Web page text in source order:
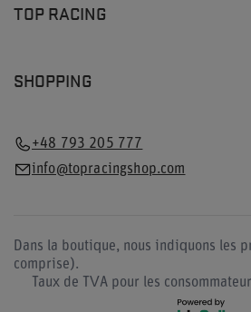
TOP RACING
SHOPPING
+48 793 205 777
info@topracingshop.com
Dans la boutique, nous indiquons les
comprise).
Taux de TVA pour les